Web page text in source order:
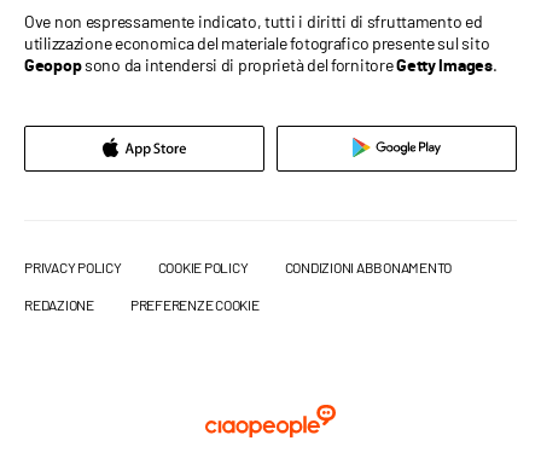
Ove non espressamente indicato, tutti i diritti di sfruttamento ed
utilizzazione economica del materiale fotografico presente sul sito
Geopopsono da intendersi di proprietà del fornitoreGetty Images.
PRIVACY POLICY COOKIE POLICY CONDIZIONI ABBONAMENTO
REDAZIONE PREFERENZE COOKIE